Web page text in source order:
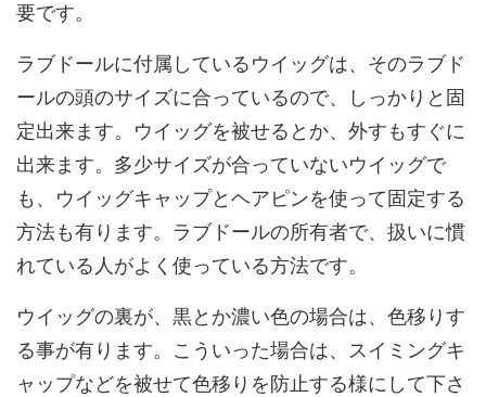
要です。
ラブドールに付属しているウイッグは、そのラブド
ールの頭のサイズに合っているので、しっかりと固
定出来ます。ウイッグを被せるとか、外すもすぐに
出来ます。多少サイズが合っていないウイッグで
も、ウイッグキャップとヘアピンを使って固定する
方法も有ります。ラブドールの所有者で、扱いに慣
れている人がよく使っている方法です。
ウイッグの裏が、黒とか濃い色の場合は、色移りす
る事が有ります。こういった場合は、スイミングキ
ャップなどを被せて色移りを防止する様にして下さ